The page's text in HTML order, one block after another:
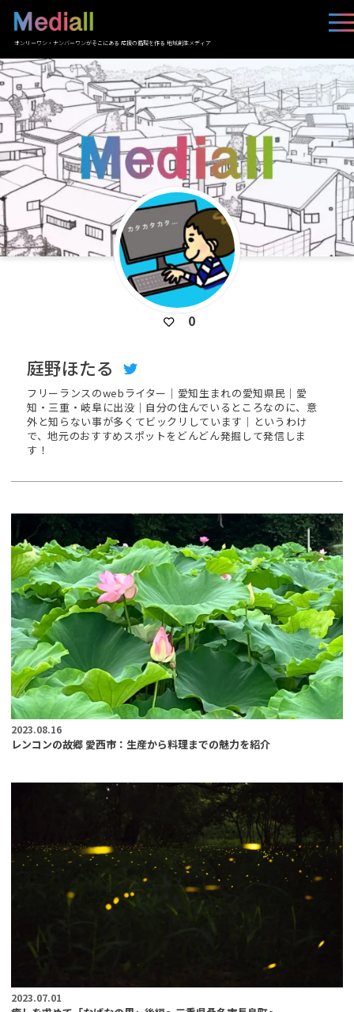
オンリーワン・ナンバーワンがそこにある 応援の循環を作る 地域創生メディア
0
庭野ほたる
フリーランスのwebライター｜愛知生まれの愛知県民｜愛
知・三重・岐阜に出没｜自分の住んでいるところなのに、意
外と知らない事が多くてビックリしています｜というわけ
で、地元のおすすめスポットをどんどん発掘して発信しま
す！
2023.08.16
レンコンの故郷 愛西市：生産から料理までの魅力を紹介
2023.07.01